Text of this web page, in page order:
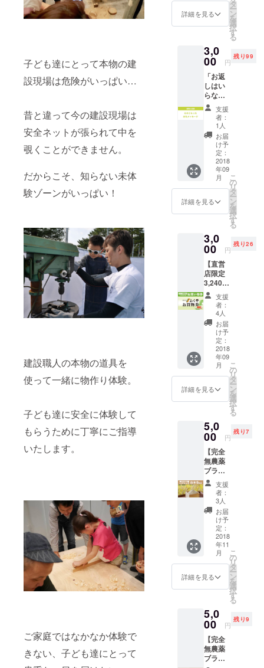
子ども達にとって本物の建
設現場は危険がいっぱい…
昔と違って今の建設現場は
安全ネットが張られて中を
覗くことができません。
だからこそ、知らない未体
験ゾーンがいっぱい！
建設職人の本物の道具を
使って一緒に物作り体験。
子ども達に安全に体験して
もらうために丁寧にご指導
いたします。
ご家庭ではなかなか体験で
きない、子ども達にとって
814-0143
福岡市城南
目3-22
電話：092-
836-9740
メール：
kshokunin.ky
ushu@gmail.
のチ
ケット
です。
ぜひ、
会場で
イベン
トにご
参加く
ださ
い。 ※
お子
様、学
生は入
場無料
です。
※なみき
スクエ
ア内の
ホール
要なチ
ケット
詳細を見る
タ
ー
ン
を
選
択
す
る
3,0
00 円
残り99
「お返
しはい
らない
けど、
ただ応
援した
い！」
そんな
嬉しい
お気持
ちを、
こちら
では
3,000
円〜受
す。 理
事や実
行委員
より、
心のこ
もった
お礼の
メッ
セージ
をお返
しさせ
ていた
だきま
す。
支援
者：
1人
お届
け予
定：
2018
年09
月
詳細を見る
こ
の
リ
タ
ー
ン
を
選
択
す
る
3,0
00 円
残り26
【直営
店限定
3,240円
→3,000
円】 博
多とい
えば明
太子！
日本初
「明太
子」を
製造し
た『ふ
くや』
直営店
可能な
お買い
物券
1,080円
×3枚
セッ
ト。 有
効期
限：
2019年
1月31日
まで ・
ふくや
直営店
で1,080
円（税
込）以
ご利用
いただ
す。
（一部
ご利用
支援
者：
4人
お届
け予
定：
2018
年09
月
詳細を見る
こ
の
リ
タ
ー
ン
を
選
択
す
る
5,0
00 円
残り7
【完全
無農薬
ブラン
ド米
こがも
ん米５
㎏：白
米】 一
般に流
通しな
い、農
家が自
分用に
つくる
完全無
にご提
供しま
す。 開
墾当時
から今
まで農
支援
者：
3人
お届
け予
定：
2018
年11
月
詳細を見る
こ
の
リ
タ
ー
ン
を
選
択
す
る
5,0
00 円
残り9
【完全
無農薬
ブラン